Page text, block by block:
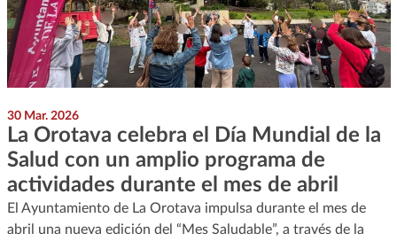
30 Mar. 2026
La Orotava celebra el Día Mundial de la
Salud con un amplio programa de
actividades durante el mes de abril
El Ayuntamiento de La Orotava impulsa durante el mes de
abril una nueva edición del “Mes Saludable”, a través de la